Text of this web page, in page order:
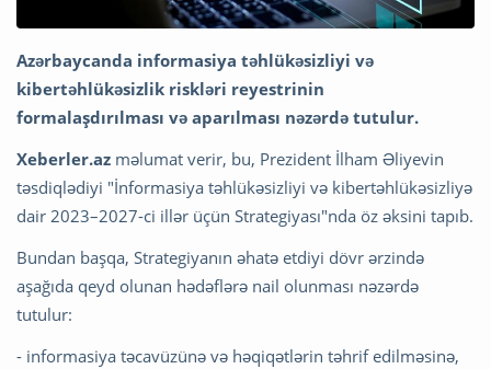
Azərbaycanda informasiya təhlükəsizliyi və
kibertəhlükəsizlik riskləri reyestrinin
formalaşdırılması və aparılması nəzərdə tutulur.
Xeberler.az məlumat verir, bu, Prezident İlham Əliyevin
təsdiqlədiyi "İnformasiya təhlükəsizliyi və kibertəhlükəsizliyə
dair 2023–2027-ci illər üçün Strategiyası"nda öz əksini tapıb.
Bundan başqa, Strategiyanın əhatə etdiyi dövr ərzində
aşağıda qeyd olunan hədəflərə nail olunması nəzərdə
tutulur:
- informasiya təcavüzünə və həqiqətlərin təhrif edilməsinə,